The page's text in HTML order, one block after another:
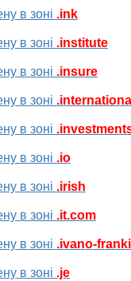
в зоні .ink
в зоні .institute
в зоні .insure
в зоні
в зоні
в зоні .io
в зоні .irish
в зоні .it.com
в зоні .ivano-
в зоні .je